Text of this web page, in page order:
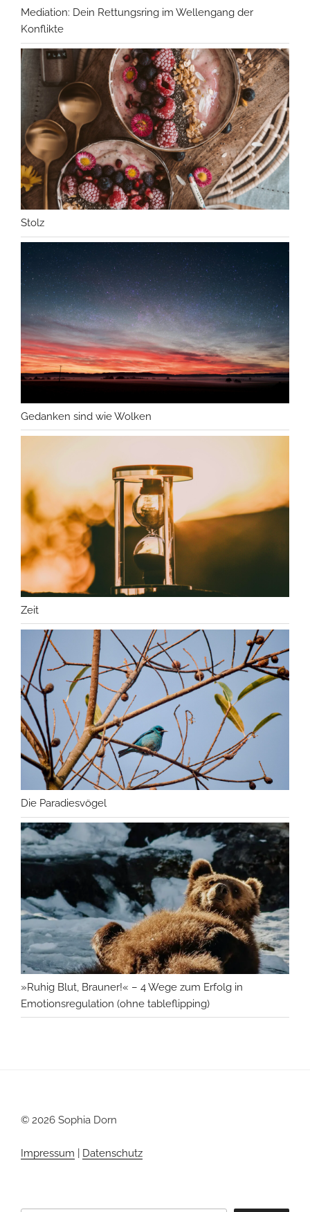
Mediation: Dein Rettungsring im Wellengang der
Konflikte
Stolz
Gedanken sind wie Wolken
Zeit
Die Paradiesvögel
»Ruhig Blut, Brauner!« – 4 Wege zum Erfolg in
Emotionsregulation (ohne tableflipping)
© 2026 Sophia Dorn
Impressum Datenschutz